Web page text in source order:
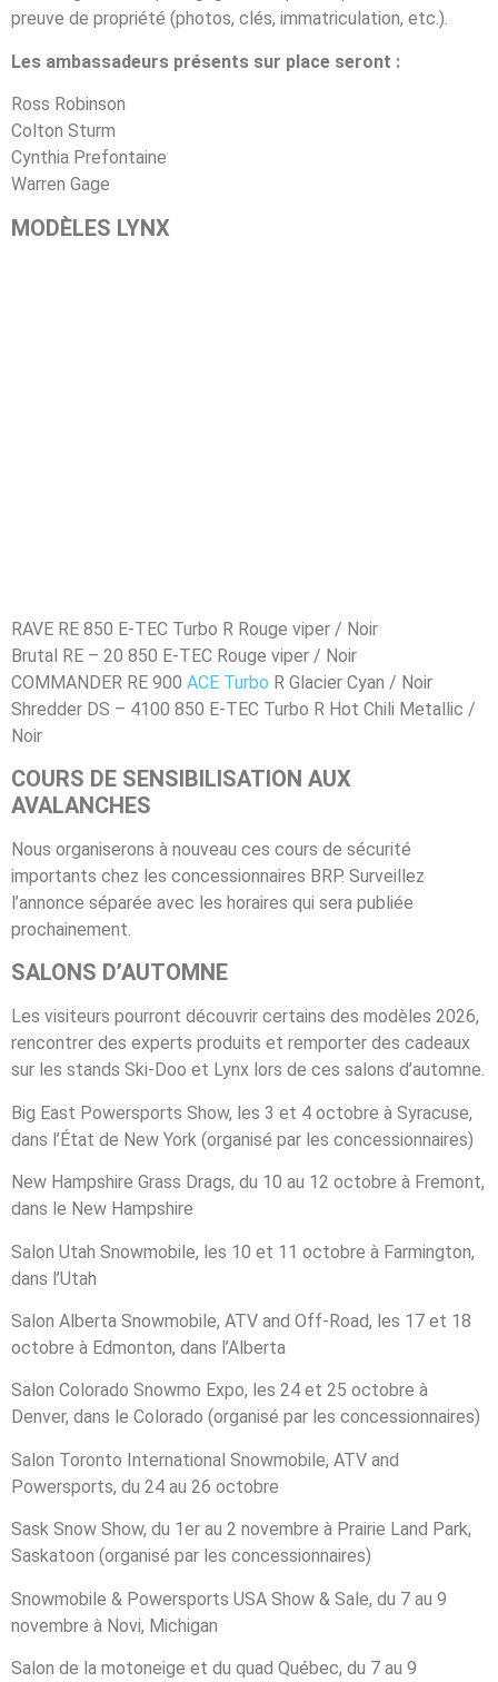
preuve de propriété (photos, clés, immatriculation, etc.).
Les ambassadeurs présents sur place seront :
Ross Robinson
Colton Sturm
Cynthia Prefontaine
Warren Gage
MODÈLES LYNX
RAVE RE 850 E-TEC Turbo R Rouge viper / Noir
Brutal RE – 20 850 E-TEC Rouge viper / Noir
COMMANDER RE 900 ACE Turbo R Glacier Cyan / Noir
Shredder DS – 4100 850 E-TEC Turbo R Hot Chili Metallic /
Noir
COURS DE SENSIBILISATION AUX
AVALANCHES
Nous organiserons à nouveau ces cours de sécurité
importants chez les concessionnaires BRP. Surveillez
l’annonce séparée avec les horaires qui sera publiée
prochainement.
SALONS D’AUTOMNE
Les visiteurs pourront découvrir certains des modèles 2026,
rencontrer des experts produits et remporter des cadeaux
sur les stands Ski-Doo et Lynx lors de ces salons d’automne.
Big East Powersports Show, les 3 et 4 octobre à Syracuse,
dans l’État de New York (organisé par les concessionnaires)
New Hampshire Grass Drags, du 10 au 12 octobre à Fremont,
dans le New Hampshire
Salon Utah Snowmobile, les 10 et 11 octobre à Farmington,
dans l’Utah
Salon Alberta Snowmobile, ATV and Off-Road, les 17 et 18
octobre à Edmonton, dans l’Alberta
Salon Colorado Snowmo Expo, les 24 et 25 octobre à
Denver, dans le Colorado (organisé par les concessionnaires)
Salon Toronto International Snowmobile, ATV and
Powersports, du 24 au 26 octobre
Sask Snow Show, du 1er au 2 novembre à Prairie Land Park,
Saskatoon (organisé par les concessionnaires)
Snowmobile & Powersports USA Show & Sale, du 7 au 9
novembre à Novi, Michigan
Salon de la motoneige et du quad Québec, du 7 au 9